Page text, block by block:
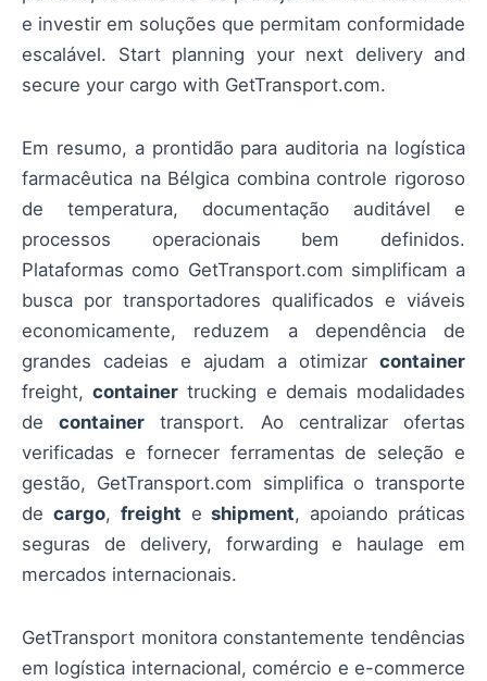
e investir em soluções que permitam conformidade
escalável. Start planning your next delivery and
secure your cargo with GetTransport.com.
Em resumo, a prontidão para auditoria na logística
farmacêutica na Bélgica combina controle rigoroso
de temperatura, documentação auditável e
processos operacionais bem definidos.
Plataformas como GetTransport.com simplificam a
busca por transportadores qualificados e viáveis
economicamente, reduzem a dependência de
grandes cadeias e ajudam a otimizar container
freight,container trucking e demais modalidades
decontainer transport. Ao centralizar ofertas
verificadas e fornecer ferramentas de seleção e
gestão, GetTransport.com simplifica o transporte
de cargo, freight eshipment, apoiando práticas
seguras de delivery, forwarding e haulage em
mercados internacionais.
GetTransport monitora constantemente tendências
em logística internacional, comércio e e-commerce